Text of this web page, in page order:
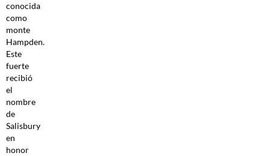
conocida
como
monte
Hampden.
Este
fuerte
recibió
el
nombre
de
Salisbury
en
honor